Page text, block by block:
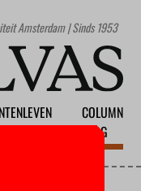
Amsterdam | Sinds 1953
COLUMN
BLOG